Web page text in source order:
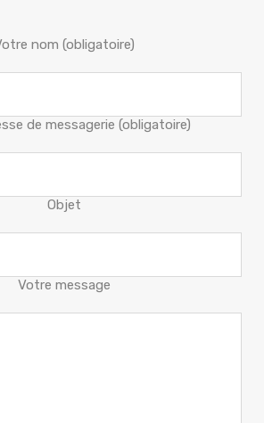
nom (obligatoire)
de messagerie (obligatoire)
Objet
Votre message